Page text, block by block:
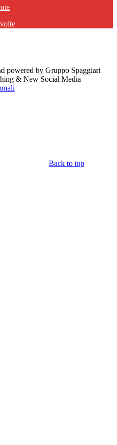
volte
powered by Gruppo Spaggiari
& New Social Media
Back to top